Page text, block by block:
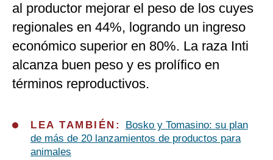
al productor mejorar el peso de los cuyes
regionales en 44%, logrando un ingreso
económico superior en 80%. La raza Inti
alcanza buen peso y es prolífico en
términos reproductivos.
LEA TAMBIÉN:
Bosko y Tomasino: su plan
de más de 20 lanzamientos de productos para
animales